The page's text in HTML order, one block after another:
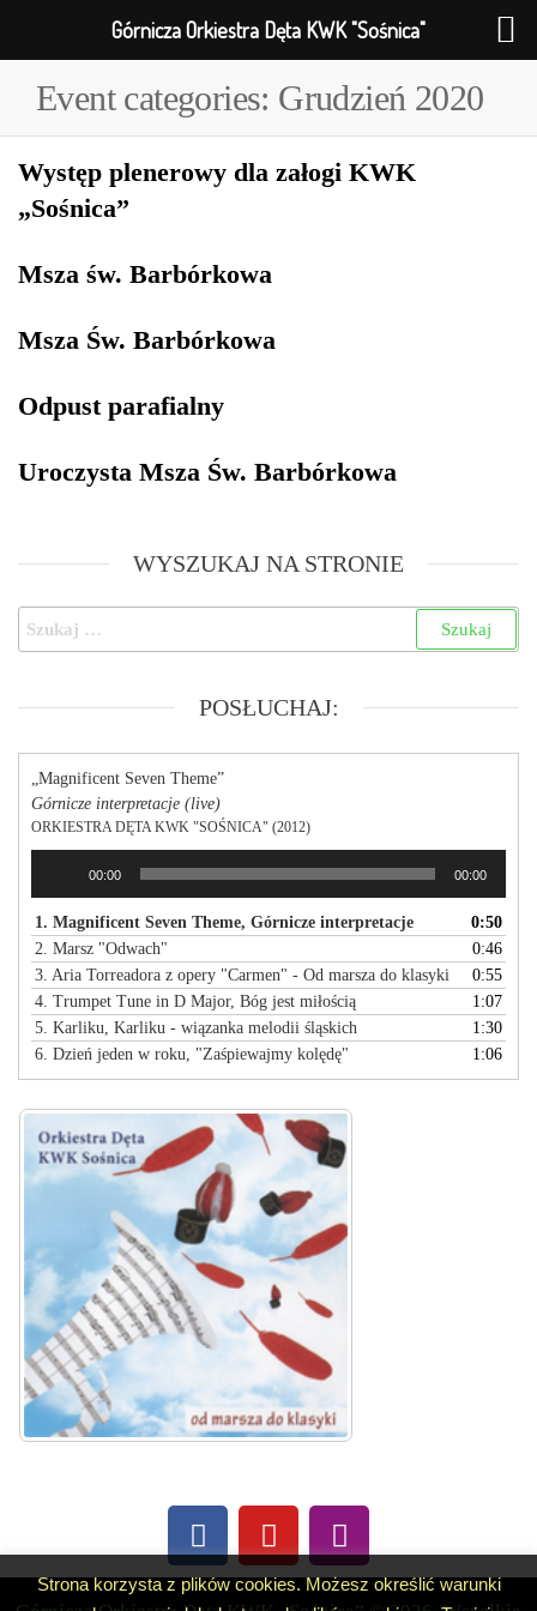
Event categories: Grudzień 2020
Występ plenerowy dla załogi KWK
„Sośnica”
Msza św. Barbórkowa
Msza Św. Barbórkowa
Odpust parafialny
Uroczysta Msza Św. Barbórkowa
WYSZUKAJ NA STRONIE
POSŁUCHAJ:
„Magnificent Seven Theme”
Górnicze interpretacje (live)
ORKIESTRA DĘTA KWK "SOŚNICA" (2012)
dźwiękowych
00:00 00:00
1. Magnificent Seven Theme, Górnicze interpretacje
0:50
2. Marsz "Odwach"
0:46
3. Aria Torreadora z opery "Carmen" - Od marsza do klasyki
0:55
4. Trumpet Tune in D Major, Bóg jest miłością
1:07
5. Karliku, Karliku - wiązanka melodii śląskich
1:30
6. Dzień jeden w roku, "Zaśpiewajmy kolędę"
1:06
Strona korzysta z plików cookies. Możesz określić warunki
Górnicza Orkiestra Dęta KWK "Sośnica"